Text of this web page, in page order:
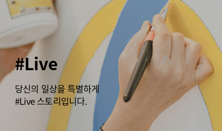
#Live
당신의 일상을 특별하게
#Live 스토리입니다.